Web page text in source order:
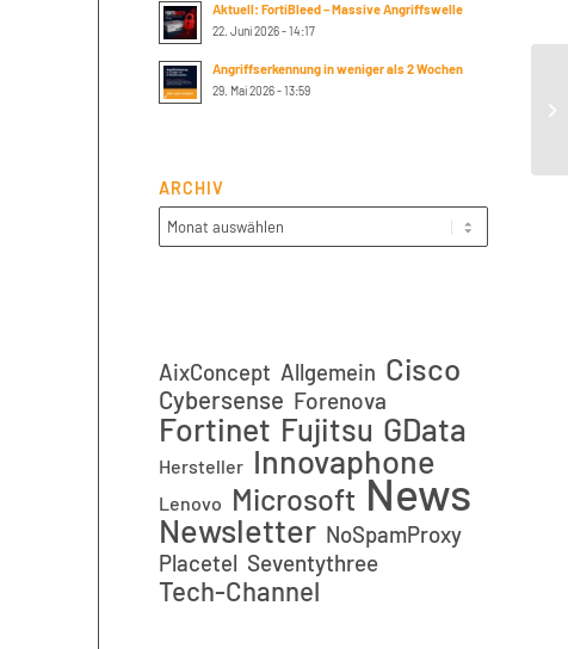
Aktuell: FortiBleed – Massive Angriffswelle
22. Juni 2026 - 14:17
Angriffserkennung in weniger als 2 Wochen
29. Mai 2026 - 13:59
ARCHIV
AixConcept Allgemein Cisco
Cybersense Forenova
Fortinet Fujitsu GData
Hersteller Innovaphone
Lenovo Microsoft News
Newsletter NoSpamProxy
Placetel Seventythree
Tech-Channel